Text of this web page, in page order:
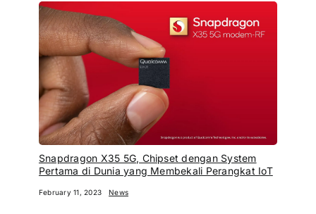
Snapdragon X35 5G, Chipset dengan System
Pertama di Dunia yang Membekali Perangkat IoT
February 11, 2023 News